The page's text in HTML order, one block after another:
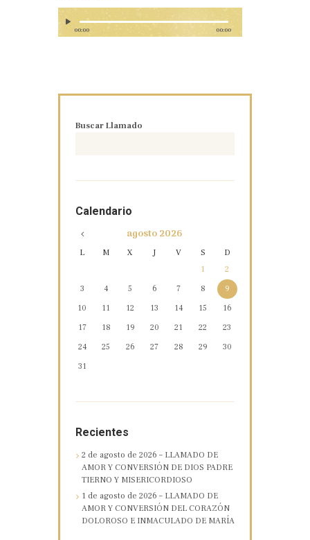
00:00 00:00
Buscar Llamado
Calendario
agosto2026
L M X J V S
D
1
2
3
4 5 6 7 8
9
10
11 12 13 14 15
16
17
18 19 20 21 22
23
24
25 26 27 28 29
30
31
Recientes
2 de agosto de 2026 – LLAMADO DE
AMOR Y CONVERSIÓN DE DIOS PADRE
TIERNO Y MISERICORDIOSO
1 de agosto de 2026 – LLAMADO DE
AMOR Y CONVERSIÓN DEL CORAZÓN
DOLOROSO E INMACULADO DE MARÍA